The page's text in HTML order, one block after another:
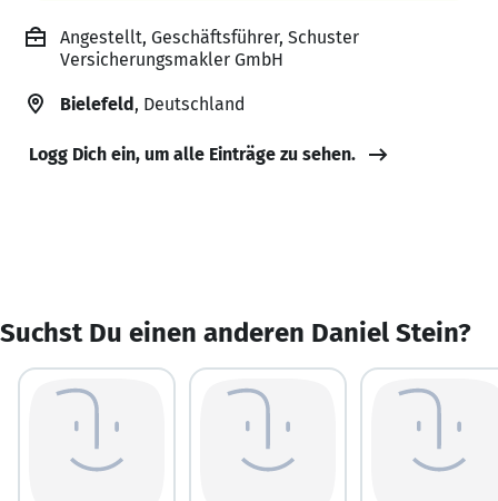
Angestellt, Geschäftsführer, Schuster
Versicherungsmakler GmbH
Bielefeld, Deutschland
Logg Dich ein, um alle Einträge zu sehen.
Suchst Du einen anderen Daniel Stein?